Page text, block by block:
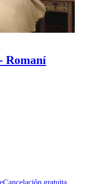
Romaní
Cancelación gratuita